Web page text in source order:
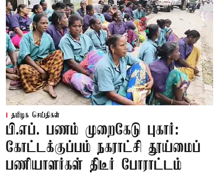
தமிழக செய்திகள்
பி.எப். பணம் முறைகேடு புகார்:
கோட்டக்குப்பம் நகராட்சி தூய்மைப்
பணியாளர்கள் திடீர் போராட்டம்